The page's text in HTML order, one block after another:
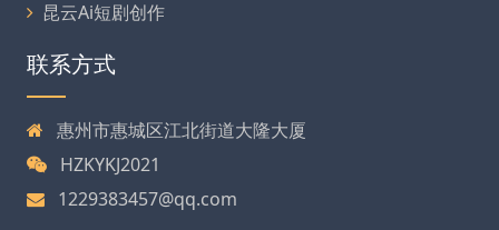
昆云Ai短剧创作
联系方式
惠州市惠城区江北街道大隆大厦
HZKYKJ2021
1229383457@qq.com